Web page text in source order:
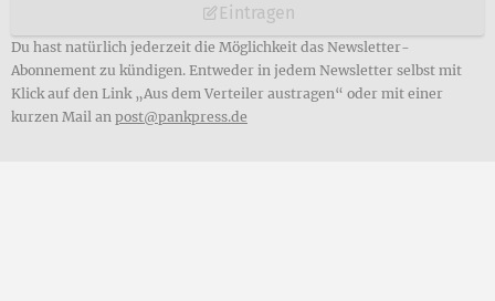
Eintragen
Du hast natürlich jederzeit die Möglichkeit das Newsletter-
Abonnement zu kündigen. Entweder in jedem Newsletter selbst mit
Klick auf den Link „Aus dem Verteiler austragen“ oder mit einer
kurzen Mail an post@pankpress.de